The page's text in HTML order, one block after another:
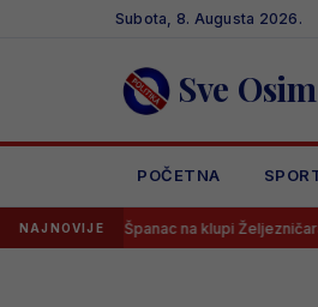
Subota, 8. Augusta 2026.
Sve
POČETNA
NAJNOVIJE
Španac na klupi Željezničara nakon